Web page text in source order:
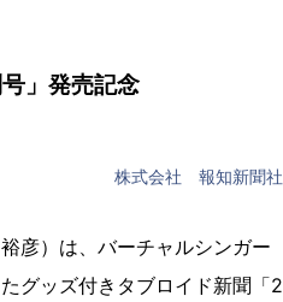
」発売記念
株式会社 報知新聞社
彦）は、バーチャルシンガー
グッズ付きタブロイド新聞「2